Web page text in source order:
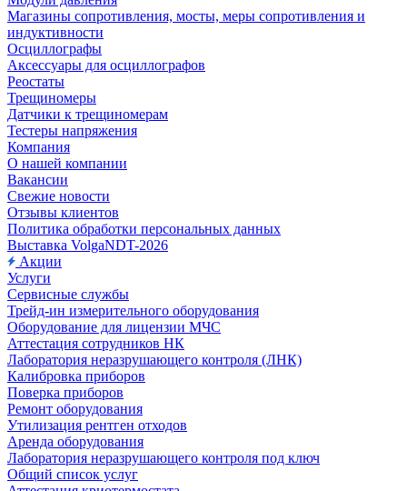
Магазины сопротивления, мосты, меры сопротивления и
индуктивности
Осциллографы
Аксессуары для осциллографов
Реостаты
Трещиномеры
Датчики к трещиномерам
Тестеры напряжения
Компания
О нашей компании
Вакансии
Свежие новости
Отзывы клиентов
Политика обработки персональных данных
Выставка VolgaNDT-2026
Акции
Услуги
Сервисные службы
Трейд-ин измерительного оборудования
Оборудование для лицензии МЧС
Аттестация сотрудников НК
Лаборатория неразрушающего контроля (ЛНК)
Калибровка приборов
Поверка приборов
Ремонт оборудования
Утилизация рентген отходов
Аренда оборудования
Лаборатория неразрушающего контроля под ключ
Общий список услуг